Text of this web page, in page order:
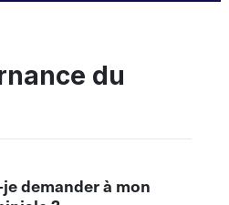
du
demander à mon